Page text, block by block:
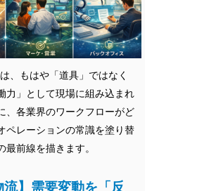
、もはや「道具」ではなく
力」として現場に組み込まれ
、各業界のワークフローがど
ペレーションの常識を塗り替
最前線を描きます。
流】需要変動を「反